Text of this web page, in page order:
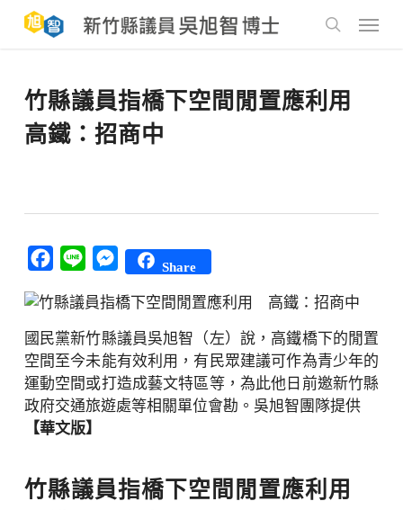
main
Menu
竹縣議員指橋下空間閒置應利用
高鐵：招商中
Facebook
Line Messenger
Share
國民黨新竹縣議員吳旭智（左）說，高鐵橋下的閒置
空間至今未能有效利用，有民眾建議可作為青少年的
運動空間或打造成藝文特區等，為此他日前邀新竹縣
政府交通旅遊處等相關單位會勘。吳旭智團隊提供
【華文版】
竹縣議員指橋下空間閒置應利用